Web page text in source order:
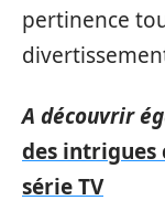
pertinence
A découvrir
des intrigues
série TV